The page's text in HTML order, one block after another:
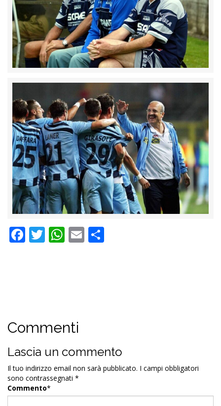
Facebook
Twitter
WhatsApp
Email
Commenti
Lascia un commento
Il tuo indirizzo email non sarà pubblicato. I campi obbligatori
sono contrassegnati *
Commento*